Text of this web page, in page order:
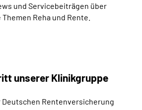
und Servicebeiträgen über
Reha und Rente.
unserer Klinikgruppe
Rentenversicherung